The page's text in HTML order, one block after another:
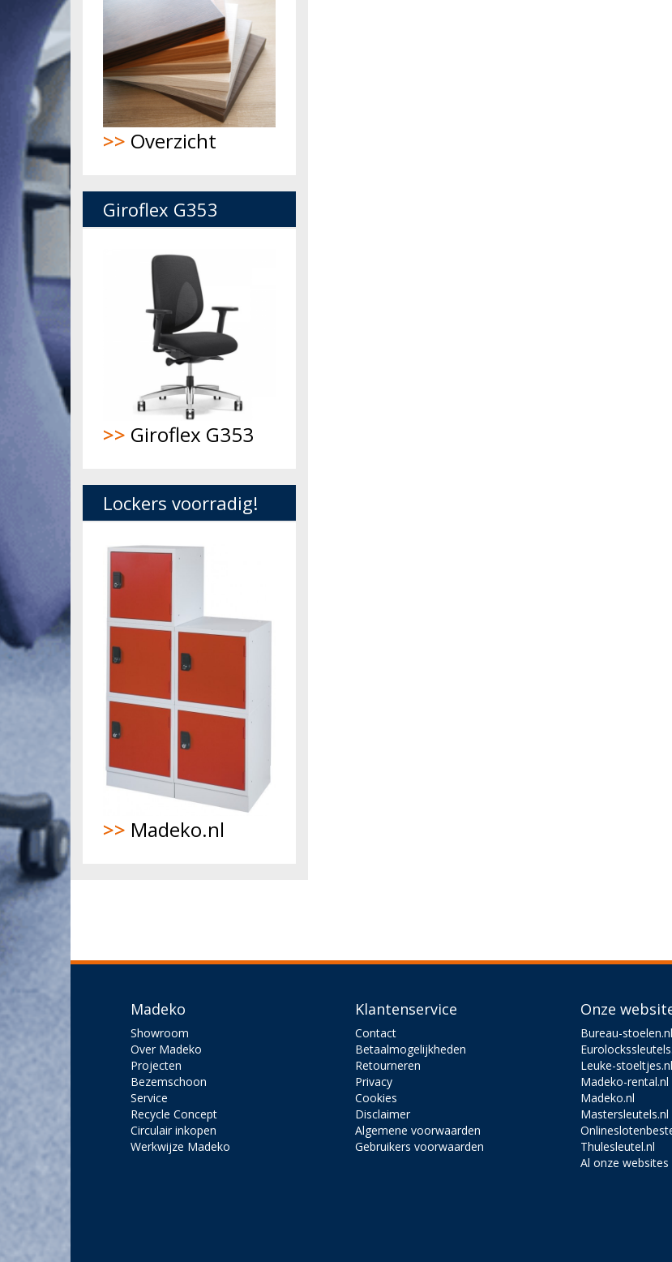
>> Overzicht
Giroflex G353
>> Giroflex G353
Lockers voorradig!
>> Madeko.nl
Madeko
Showroom
Over Madeko
Projecten
Bezemschoon
Service
Recycle Concept
Circulair inkopen
Werkwijze Madeko
Klantenservice
Contact
Betaalmogelijkheden
Retourneren
Privacy
Cookies
Disclaimer
Algemene voorwaarden
Gebruikers voorwaarden
Onze
Bureau-stoelen.nl
Leuke-stoeltjes.nl
Madeko-rental.nl
Madeko.nl
Mastersleutels.nl
Thulesleutel.nl
Al onze websites